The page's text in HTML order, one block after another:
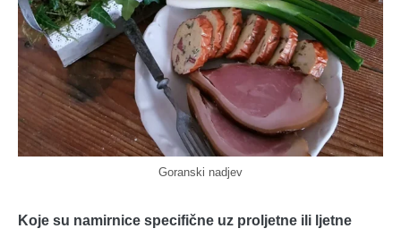
Goranski nadjev
Koje su namirnice specifične uz proljetne ili ljetne